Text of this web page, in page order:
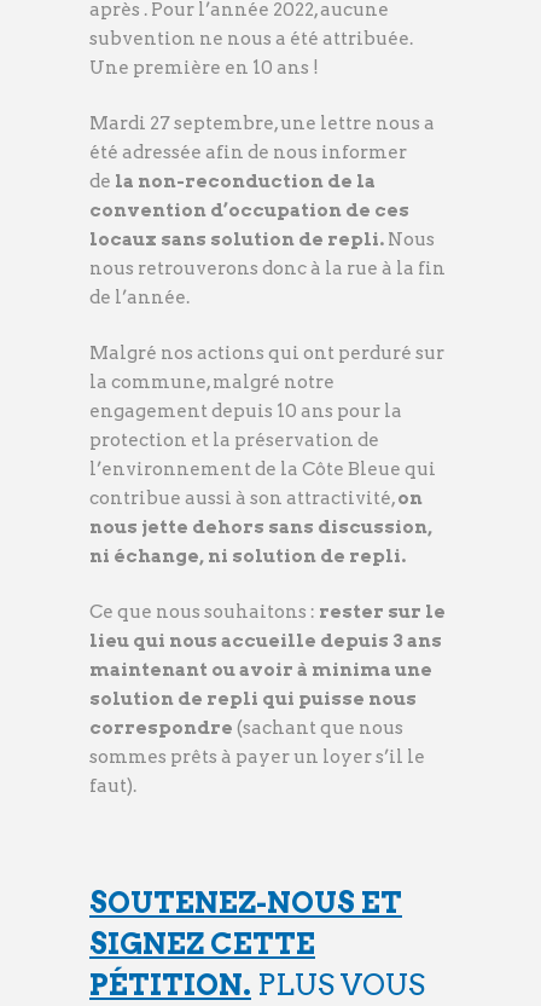
après . Pour l’année 2022, aucune
subvention ne nous a été attribuée.
Une première en 10 ans !
Mardi 27 septembre, une lettre nous a
été adressée afin de nous informer
de la non-reconduction de la
convention d’occupation de ces
locaux sans solution de repli. Nous
nous retrouverons donc à la rue à la fin
de l’année.
Malgré nos actions qui ont perduré sur
la commune, malgré notre
engagement depuis 10 ans pour la
protection et la préservation de
l’environnement de la Côte Bleue qui
contribue aussi à son attractivité,on
nous jette dehors sans discussion,
ni échange, ni solution de repli.
Ce que nous souhaitons : rester sur le
lieu qui nous accueille depuis 3 ans
maintenant ou avoir à minima une
solution de repli qui puisse nous
correspondre (sachant que nous
sommes prêts à payer un loyer s’il le
faut).
SOUTENEZ-NOUS ET
SIGNEZ CETTE
PÉTITION. PLUS VOUS